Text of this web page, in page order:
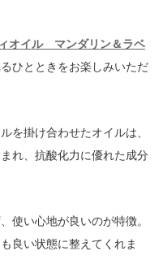
オイル マンダリン＆ラベ
ひとときをお楽しみいただ
を掛け合わせたオイルは、
れ、抗酸化力に優れた成分
使い心地が良いのが特徴。
良い状態に整えてくれま